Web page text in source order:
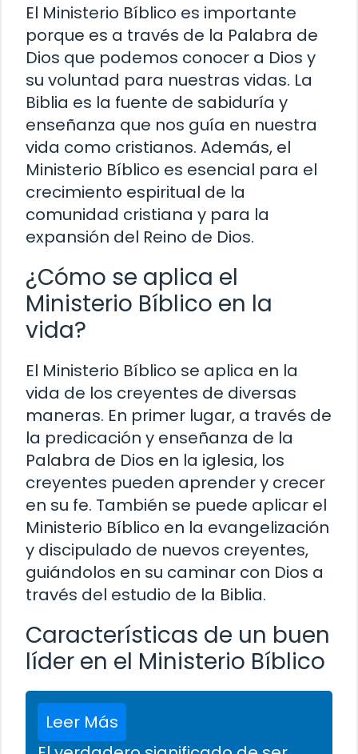
El Ministerio Bíblico es importante
porque es a través de la Palabra de
Dios que podemos conocer a Dios y
su voluntad para nuestras vidas. La
Biblia es la fuente de sabiduría y
enseñanza que nos guía en nuestra
vida como cristianos. Además, el
Ministerio Bíblico es esencial para el
crecimiento espiritual de la
comunidad cristiana y para la
expansión del Reino de Dios.
¿Cómo se aplica el
Ministerio Bíblico en la
vida?
El Ministerio Bíblico se aplica en la
vida de los creyentes de diversas
maneras. En primer lugar, a través de
la predicación y enseñanza de la
Palabra de Dios en la iglesia, los
creyentes pueden aprender y crecer
en su fe. También se puede aplicar el
Ministerio Bíblico en la evangelización
y discipulado de nuevos creyentes,
guiándolos en su caminar con Dios a
través del estudio de la Biblia.
Características de un buen
líder en el Ministerio Bíblico
Leer Más